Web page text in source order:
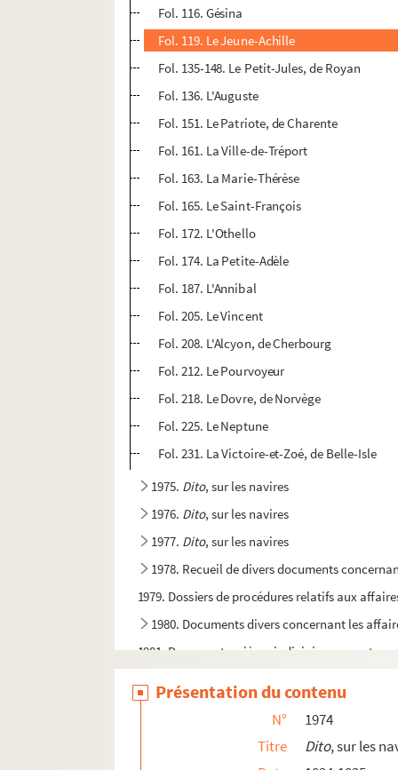
Fol. 116. Gésina
Fol. 119. Le Jeune-Achille
Fol. 135-148. Le Petit-Jules, de Royan
Fol. 136. L'Auguste
Fol. 151. Le Patriote, de Charente
Fol. 161. La Ville-de-Tréport
Fol. 163. La Marie-Thérèse
Fol. 165. Le Saint-François
Fol. 172. L'Othello
Fol. 174. La Petite-Adèle
Fol. 187. L'Annibal
Fol. 205. Le Vincent
Fol. 208. L'Alcyon, de Cherbourg
Fol. 212. Le Pourvoyeur
Fol. 218. Le Dovre, de Norvège
Fol. 225. Le Neptune
Fol. 231. La Victoire-et-Zoé, de Belle-Isle
1975. Dito, sur les navires
1976. Dito, sur les navires
1977. Dito, sur les navires
1978. Recueil de divers documents
1979. Dossiers de procédures relatifs aux
1980. Documents divers concernant les
1981. Documents, pièces judiciaires, comptes,
1984-1991. Bordereaux d'assurances maritimes
Présentation du contenu
N°
1974
Titre
Dito, sur les